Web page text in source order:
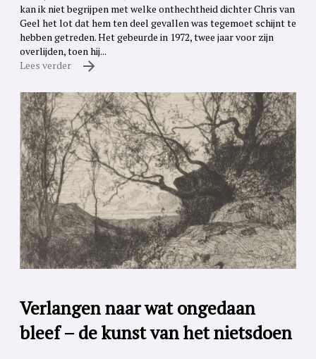
kan ik niet begrijpen met welke onthechtheid dichter Chris van
Geel het lot dat hem ten deel gevallen was tegemoet schijnt te
hebben getreden. Het gebeurde in 1972, twee jaar voor zijn
overlijden, toen hij...
Lees verder
Verlangen naar wat ongedaan
bleef – de kunst van het nietsdoen